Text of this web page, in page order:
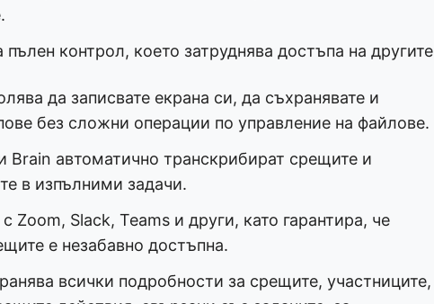
контрол, което затруднява достъпа на другите
да записвате екрана си, да съхранявате и
без сложни операции по управление на файлове.
Brain автоматично транскрибират срещите и
в изпълними задачи.
Zoom, Slack, Teams и други, като гарантира, че
е незабавно достъпна.
всички подробности за срещите, участниците,